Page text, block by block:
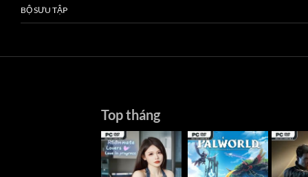
BỘ SƯU TẬP
Top tháng